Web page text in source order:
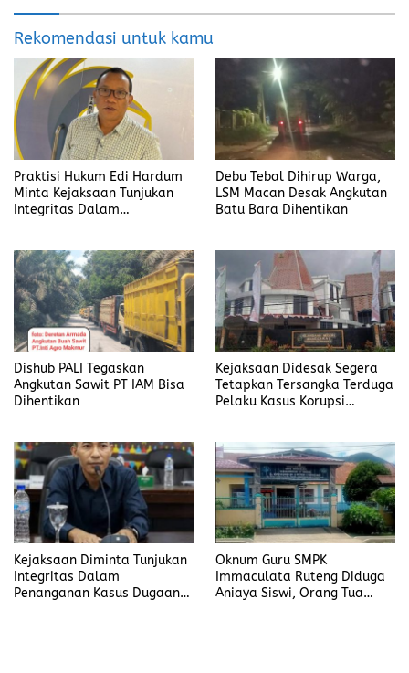
Rekomendasi untuk kamu
Praktisi Hukum Edi Hardum
Minta Kejaksaan Tunjukan
Integritas Dalam
Haryanto
Debu Tebal Dihirup Warga,
LSM Macan Desak Angkutan
Batu Bara Dihentikan
Dishub PALI Tegaskan
Angkutan Sawit PT IAM Bisa
Dihentikan
Kejaksaan Didesak Segera
Tetapkan Tersangka Terduga
Pelaku Kasus Korupsi
Kejaksaan Diminta Tunjukan
Integritas Dalam
Penanganan Kasus Dugaan
Oknum Guru SMPK
Immaculata Ruteng Diduga
Aniaya Siswi, Orang Tua